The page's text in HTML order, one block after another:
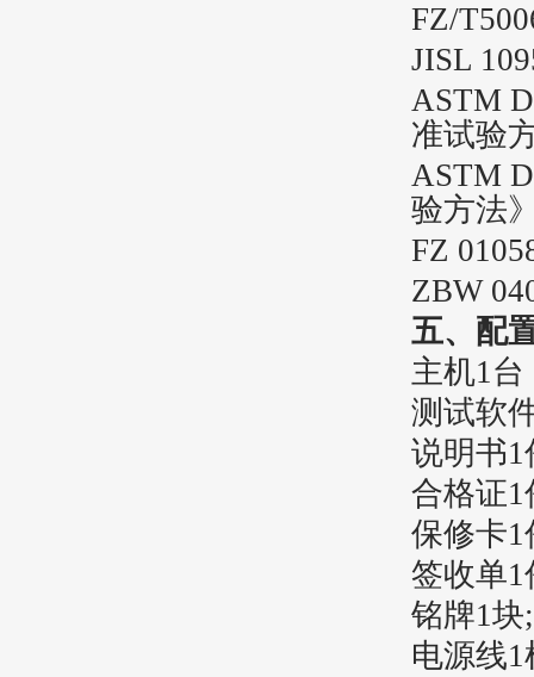
FZ/
JISL
ASTM
准试验
ASTM
验方法
FZ
ZBW
五、配
主机1台
测试软
说明书1
合格证1
保修卡1
签收单1
铭牌1块;
电源线1